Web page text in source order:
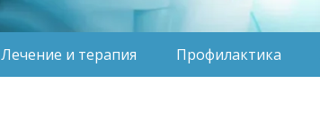
Лечение и терапия Профилактика